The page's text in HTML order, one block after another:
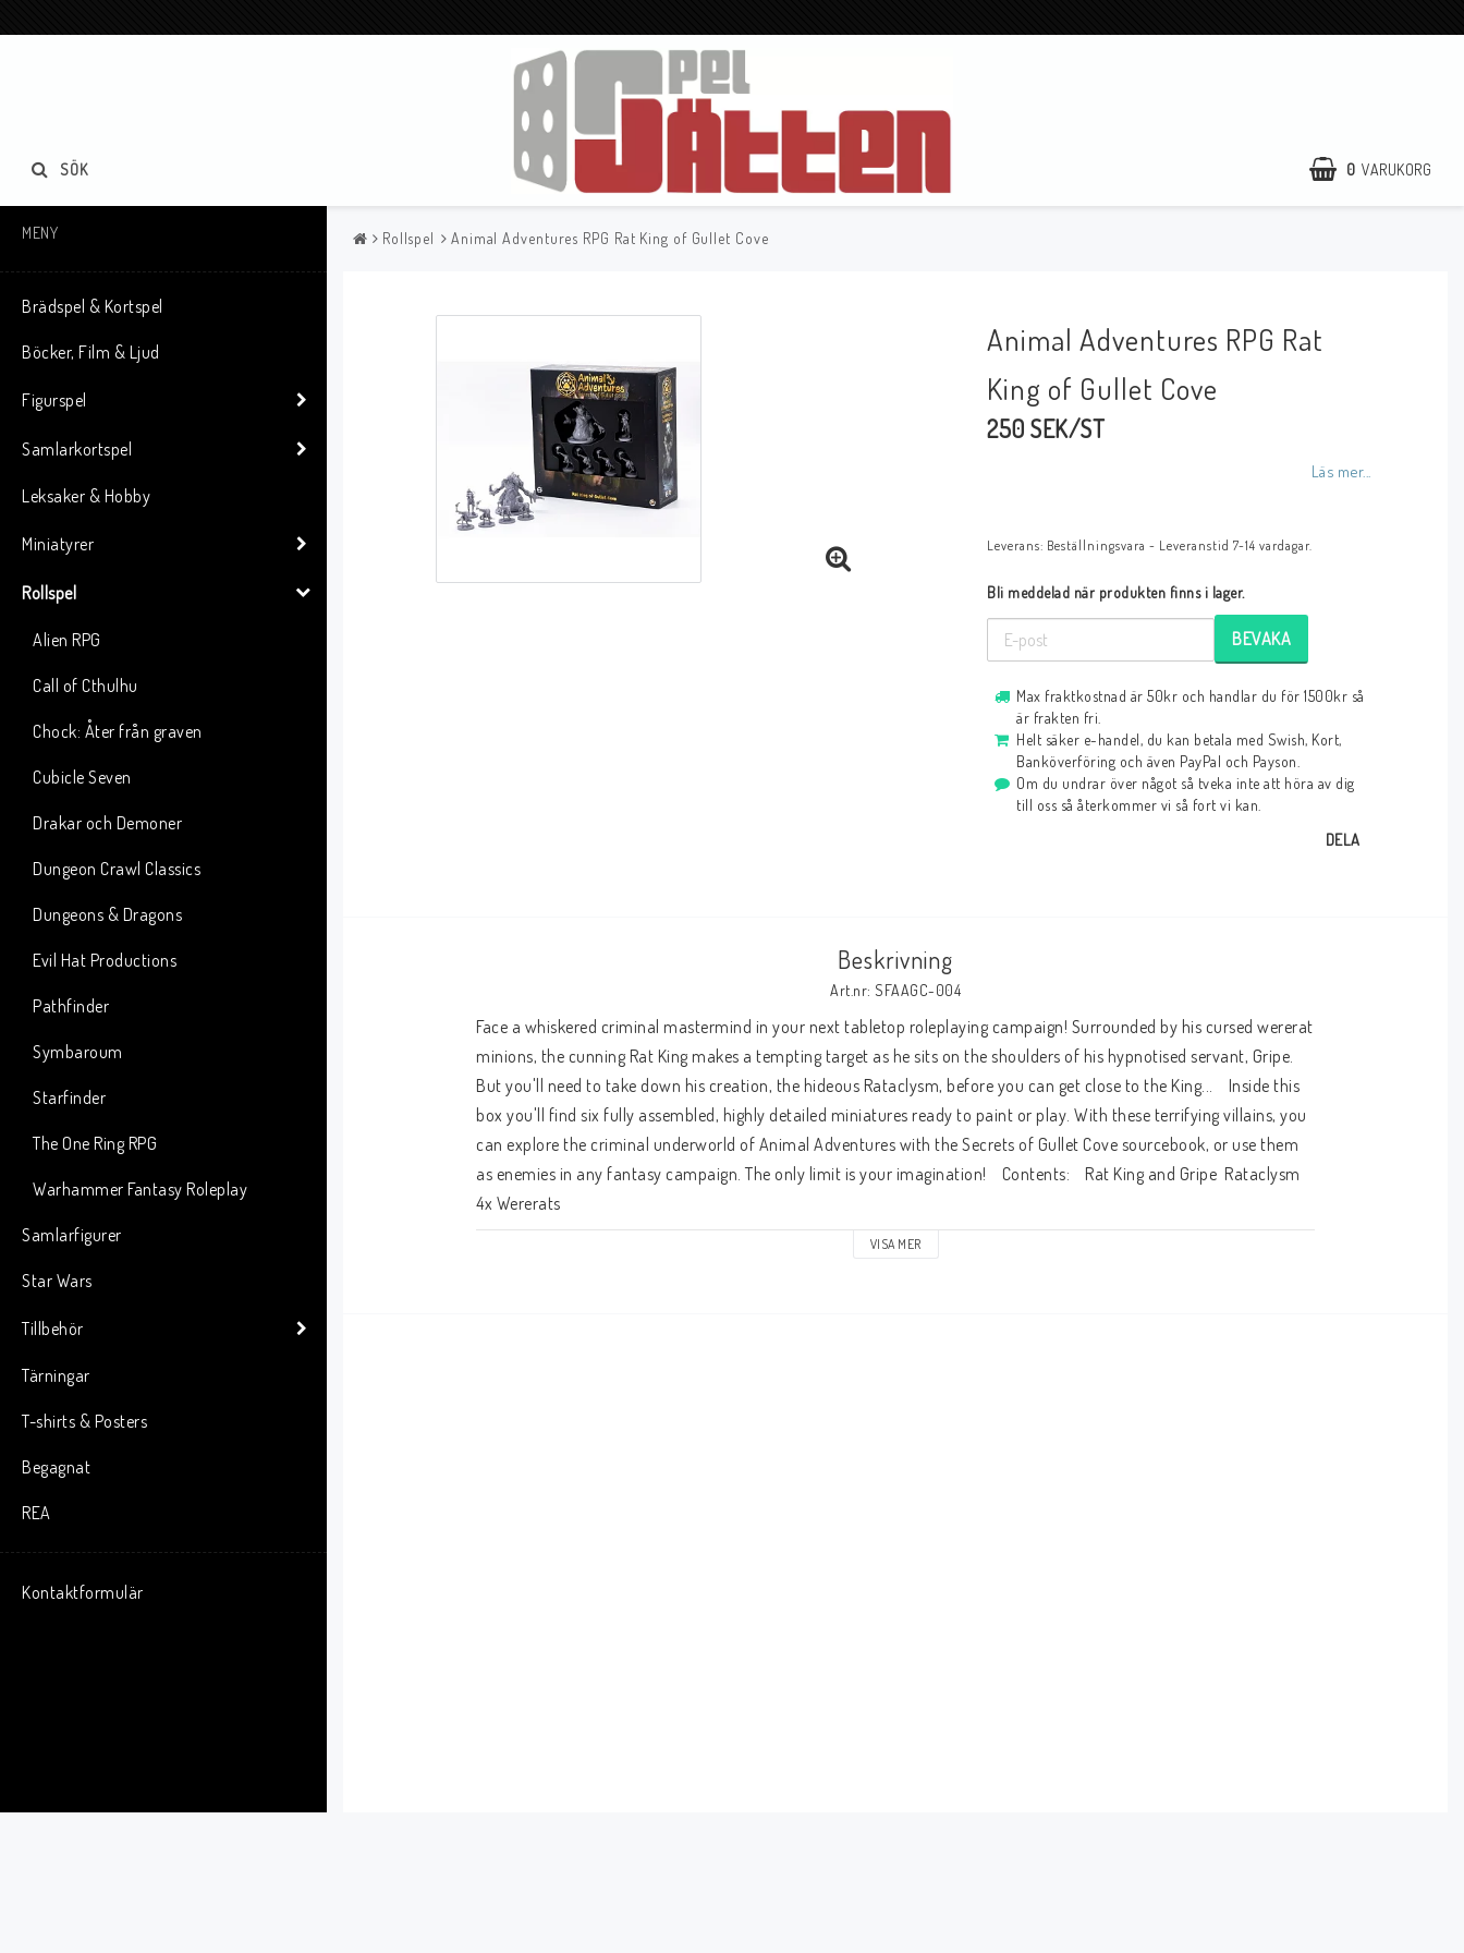
0 VARUKORG
SÖK
MENY
Brädspel & Kortspel
Böcker, Film & Ljud
Figurspel
Samlarkortspel
Leksaker & Hobby
Miniatyrer
Rollspel
Alien RPG
Call of Cthulhu
Chock: Åter från graven
Cubicle Seven
Drakar och Demoner
Dungeon Crawl Classics
Dungeons & Dragons
Evil Hat Productions
Pathfinder
Symbaroum
Starfinder
The One Ring RPG
Warhammer Fantasy Roleplay
Samlarfigurer
Star Wars
Tillbehör
Tärningar
T-shirts & Posters
Begagnat
REA
Kontaktformulär
Rollspel Animal Adventures RPG Rat King of Gullet Cove
Animal Adventures RPG Rat
King of Gullet Cove
250 SEK/ST
Läs mer...
Leverans: Beställningsvara - Leveranstid 7-14 vardagar.
Bli meddelad när produkten finns i lager.
BEVAKA
Max fraktkostnad är 50kr och handlar du för 1500kr så
är frakten fri.
Helt säker e-handel, du kan betala med Swish, Kort,
Banköverföring och även PayPal och Payson.
Om du undrar över något så tveka inte att höra av dig
till oss så återkommer vi så fort vi kan.
DELA
Beskrivning
Art.nr: SFAAGC-004
Face a whiskered criminal mastermind in your next tabletop roleplaying campaign! Surrounded by his cursed wererat
minions, the cunning Rat King makes a tempting target as he sits on the shoulders of his hypnotised servant, Gripe.
But you'll need to take down his creation, the hideous Rataclysm, before you can get close to the King...    Inside this
box you'll find six fully assembled, highly detailed miniatures ready to paint or play. With these terrifying villains, you
can explore the criminal underworld of Animal Adventures with the Secrets of Gullet Cove sourcebook, or use them
as enemies in any fantasy campaign. The only limit is your imagination!    Contents:    Rat King and Gripe  Rataclysm
4x Wererats
VISA MER